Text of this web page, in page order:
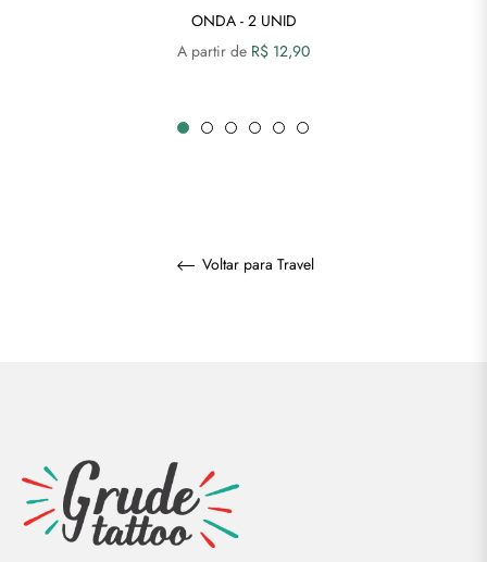
ONDA - 2 UNID
A partir de R$ 12,90
Voltar para Travel